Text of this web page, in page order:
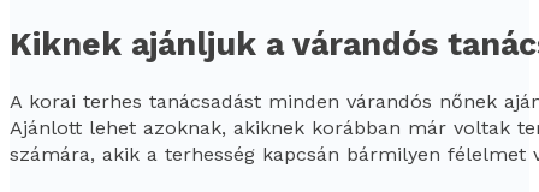
Kiknek ajánljuk a várandós
A korai terhes tanácsadást minden várandós nőnek
Ajánlott lehet azoknak, akiknek korábban már voltak
számára, akik a terhesség kapcsán bármilyen félelmet